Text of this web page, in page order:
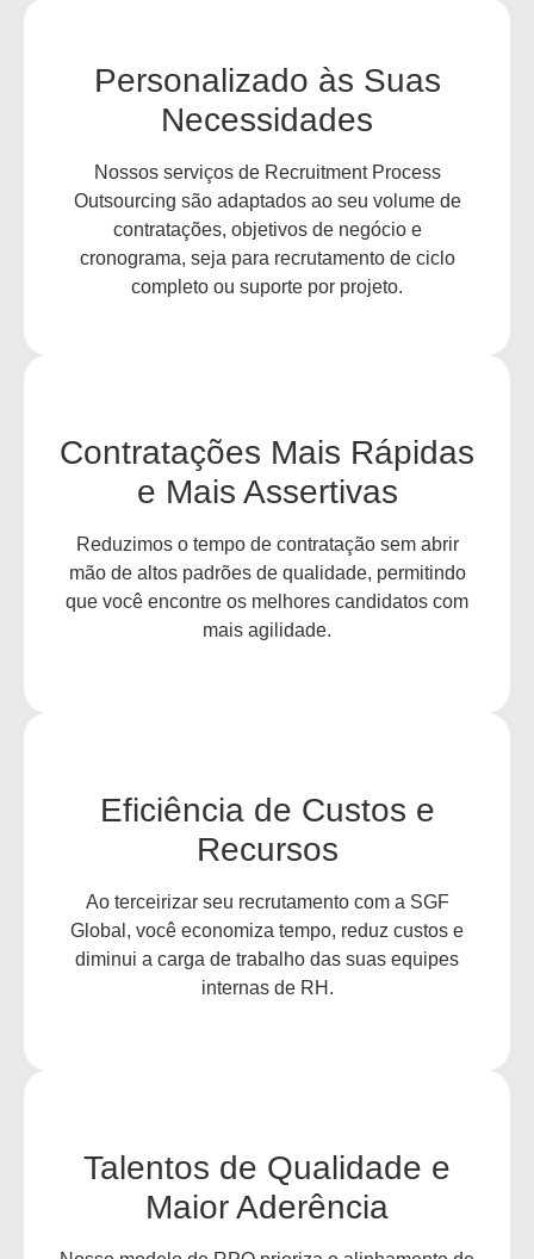
Personalizado às Suas
Necessidades
Nossos serviços de Recruitment Process
Outsourcing são adaptados ao seu volume de
contratações, objetivos de negócio e
cronograma, seja para recrutamento de ciclo
completo ou suporte por projeto.
Contratações Mais Rápidas
e Mais Assertivas
Reduzimos o tempo de contratação sem abrir
mão de altos padrões de qualidade, permitindo
que você encontre os melhores candidatos com
mais agilidade.
Eficiência de Custos e
Recursos
Ao terceirizar seu recrutamento com a SGF
Global, você economiza tempo, reduz custos e
diminui a carga de trabalho das suas equipes
internas de RH.
Talentos de Qualidade e
Maior Aderência